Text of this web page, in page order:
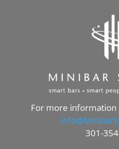
For more information
301-